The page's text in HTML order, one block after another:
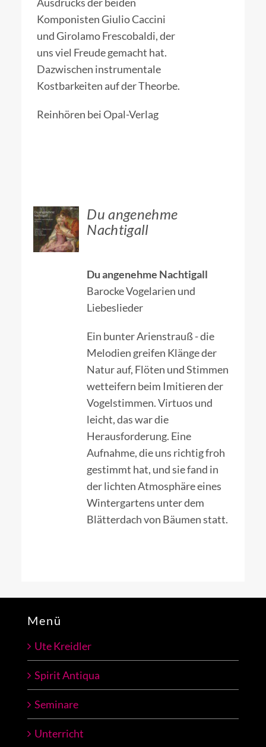
Komponisten Giulio Caccini
und Girolamo Frescobaldi, der
uns viel Freude gemacht hat.
Dazwischen instrumentale
Kostbarkeiten auf der Theorbe.
Reinhören bei Opal-Verlag
ZUM
HÄNDLER
/
DETAILS
Du angenehme
Nachtigall
Du angenehme Nachtigall
Barocke Vogelarien und
Liebeslieder
Ein bunter Arienstrauß - die
Melodien greifen Klänge der
Natur auf, Flöten und Stimmen
wetteifern beim Imitieren der
Vogelstimmen. Virtuos und
leicht, das war die
Herausforderung. Eine
Aufnahme, die uns richtig froh
gestimmt hat, und sie fand in
der lichten Atmosphäre eines
Wintergartens unter dem
Blätterdach von Bäumen statt.
Menü
Ute Kreidler
Spirit Antiqua
Seminare
Unterricht